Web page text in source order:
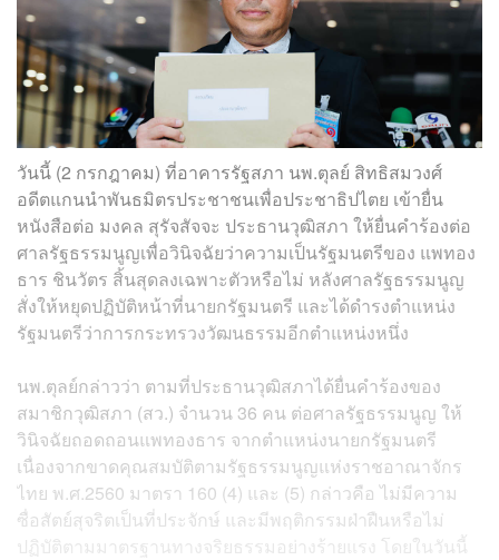
วันนี้ (2 กรกฎาคม) ที่อาคารรัฐสภา นพ.ตุลย์ สิทธิสมวงศ์
อดีตแกนนำพันธมิตรประชาชนเพื่อประชาธิปไตย เข้ายื่น
หนังสือต่อ มงคล สุรัจสัจจะ ประธานวุฒิสภา ให้ยื่นคำร้องต่อ
ศาลรัฐธรรมนูญเพื่อวินิจฉัยว่าความเป็นรัฐมนตรีของ แพทอง
ธาร ชินวัตร สิ้นสุดลงเฉพาะตัวหรือไม่ หลังศาลรัฐธรรมนูญ
สั่งให้หยุดปฏิบัติหน้าที่นายกรัฐมนตรี และได้ดำรงตำแหน่ง
รัฐมนตรีว่าการกระทรวงวัฒนธรรมอีกตำแหน่งหนึ่ง
นพ.ตุลย์กล่าวว่า ตามที่ประธานวุฒิสภาได้ยื่นคำร้องของ
สมาชิกวุฒิสภา (สว.) จำนวน 36 คน ต่อศาลรัฐธรรมนูญ ให้
วินิจฉัยถอดถอนแพทองธาร จากตำแหน่งนายกรัฐมนตรี
เนื่องจากขาดคุณสมบัติตามรัฐธรรมนูญแห่งราชอาณาจักร
ไทย พ.ศ.2560 มาตรา 160 (4) และ (5) กล่าวคือ ไม่มีความ
ซื่อสัตย์สุจริตเป็นที่ประจักษ์ และมีพฤติกรรมฝ่าฝืนหรือไม่
ปฏิบัติตามมาตรฐานทางจริยธรรมอย่างร้ายแรง โดยในวันนี้